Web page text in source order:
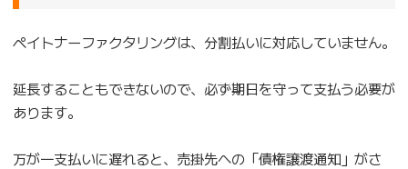
ペイトナーファクタリングは、分割払いに対応していません。
延長することもできないので、必ず期日を守って支払う必要が
あります。
万が一支払いに遅れると、売掛先への「債権譲渡通知」がさ